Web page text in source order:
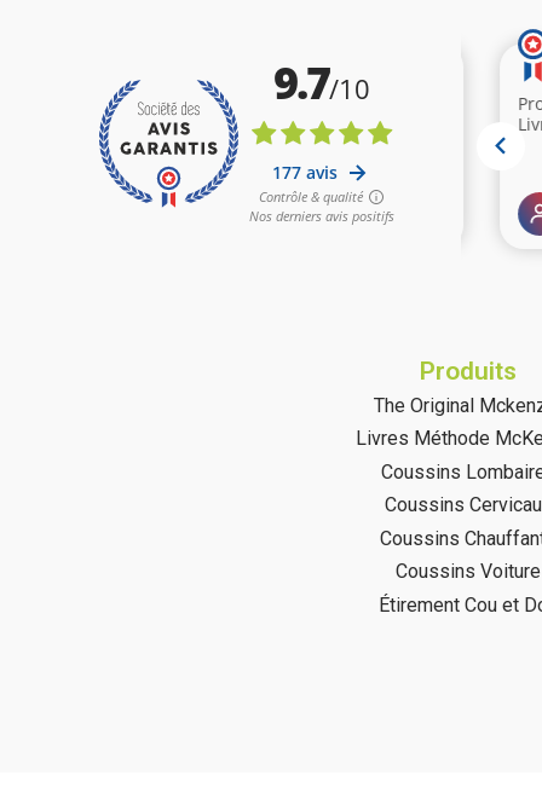
Produits
The Original
Livres Méthode
Coussins
Coussins
Coussins
Coussins Voiture
Étirement Cou et